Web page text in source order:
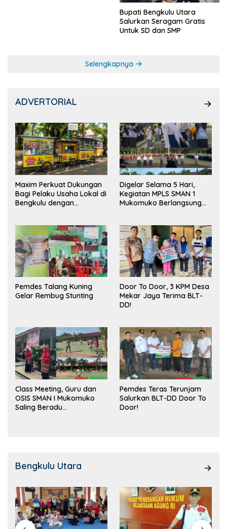
Bupati Bengkulu Utara
Salurkan Seragam Gratis
Untuk SD dan SMP
Selengkapnya
ADVERTORIAL
Maxim Perkuat Dukungan
Bagi Pelaku Usaha Lokal di
Bengkulu dengan
Pasar
Digelar Selama 5 Hari,
Kegiatan MPLS SMAN 1
Mukomuko Berlangsung
Pemdes Talang Kuning
Gelar Rembug Stunting
Door To Door, 3 KPM Desa
Mekar Jaya Terima BLT-
DD!
Class Meeting, Guru dan
OSIS SMAN I Mukomuko
Saling Beradu
Pemdes Teras Terunjam
Salurkan BLT-DD Door To
Door!
Bengkulu Utara